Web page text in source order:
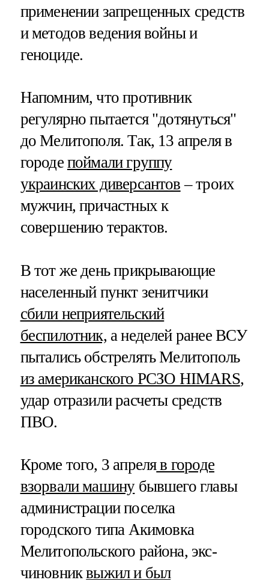
применении запрещенных средств
и методов ведения войны и
геноциде.
Напомним, что противник
регулярно пытается "дотянуться"
до Мелитополя. Так, 13 апреля в
городе поймали группу
украинских диверсантов – троих
мужчин, причастных к
совершению терактов.
В тот же день прикрывающие
населенный пункт зенитчики
сбили неприятельский
беспилотник, а неделей ранее ВСУ
пытались обстрелять Мелитополь
из американского РСЗО HIMARS,
удар отразили расчеты средств
ПВО.
Кроме того, 3 апреляв городе
взорвали машинубывшего главы
администрации поселка
городского типа Акимовка
Мелитопольского района, экс-
чиновниквыжил и был